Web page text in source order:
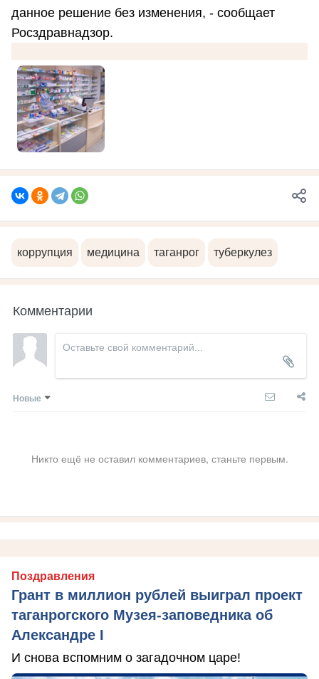
данное решение без изменения, - сообщает
Росздравнадзор.
коррупция медицина таганрог туберкулез
Комментарии
Новые
Никто ещё не оставил комментариев, станьте первым.
Поздравления
Грант в миллион рублей выиграл проект
таганрогского Музея-заповедника об
Александре I
И снова вспомним о загадочном царе!